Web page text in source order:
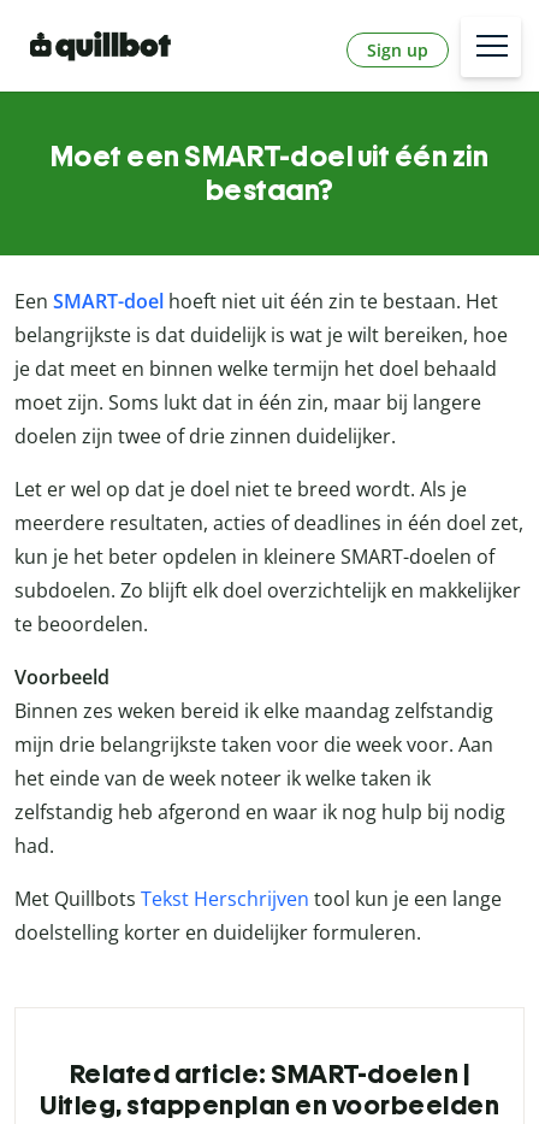
Sign up
Moet een SMART-doel uit één zin
bestaan?
Een SMART-doel hoeft niet uit één zin te bestaan. Het
belangrijkste is dat duidelijk is wat je wilt bereiken, hoe
je dat meet en binnen welke termijn het doel behaald
moet zijn. Soms lukt dat in één zin, maar bij langere
doelen zijn twee of drie zinnen duidelijker.
Let er wel op dat je doel niet te breed wordt. Als je
meerdere resultaten, acties of deadlines in één doel zet,
kun je het beter opdelen in kleinere SMART-doelen of
subdoelen. Zo blijft elk doel overzichtelijk en makkelijker
te beoordelen.
Voorbeeld
Binnen zes weken bereid ik elke maandag zelfstandig
mijn drie belangrijkste taken voor die week voor. Aan
het einde van de week noteer ik welke taken ik
zelfstandig heb afgerond en waar ik nog hulp bij nodig
had.
Met Quillbots Tekst Herschrijven tool kun je een lange
doelstelling korter en duidelijker formuleren.
Related article: SMART-doelen |
Uitleg, stappenplan en voorbeelden